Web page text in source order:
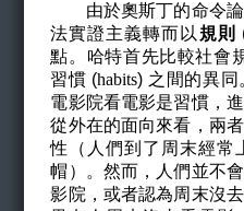
由於奧斯丁的命令論
法實證主義轉而以 規則
點。哈特首先比較社會
習慣 (habits) 之間的異同
電影院看電影是習慣，
從外在的面向來看，兩
性（人們到了周末經常
帽）。然而，人們並不
影院，或者認為周末沒